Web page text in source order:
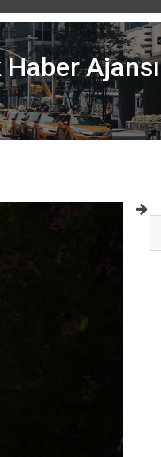
Ajansı